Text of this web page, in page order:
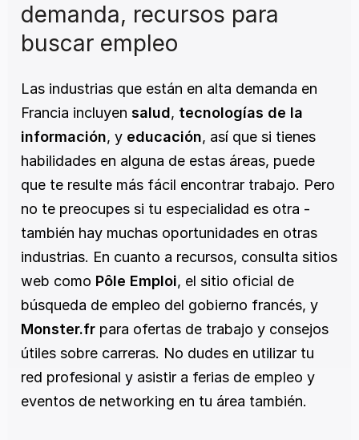
demanda, recursos para
buscar empleo
Las industrias que están en alta demanda en
Francia incluyen salud, tecnologías de la
información, y educación, así que si tienes
habilidades en alguna de estas áreas, puede
que te resulte más fácil encontrar trabajo. Pero
no te preocupes si tu especialidad es otra -
también hay muchas oportunidades en otras
industrias. En cuanto a recursos, consulta sitios
web como Pôle Emploi, el sitio oficial de
Monster.fr para ofertas de trabajo y consejos
útiles sobre carreras. No dudes en utilizar tu
red profesional y asistir a ferias de empleo y
eventos de networking en tu área también.